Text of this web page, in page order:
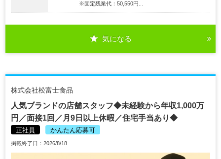
※固定残業代：50,550円...
気になる
株式会社松富士食品
人気ブランドの店舗スタッフ◆未経験から年収1,000万
円／面接1回／月9日以上休暇／住宅手当あり◆
正社員 かんたん応募可
掲載終了日：2026/8/18